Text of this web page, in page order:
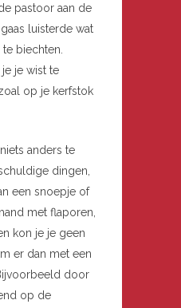
pastoor aan de
luisterde wat
biechten.
je wist te
op je kerfstok
anders te
dingen,
een snoepje of
met flaporen,
kon je je geen
er dan met een
door
op de